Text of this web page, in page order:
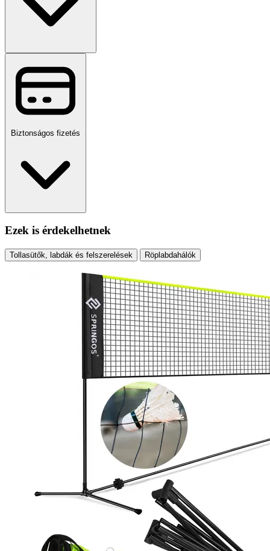
Biztonságos fizetés
Ezek is érdekelhetnek
Tollasütők, labdák és felszerelések Röplabdahálók